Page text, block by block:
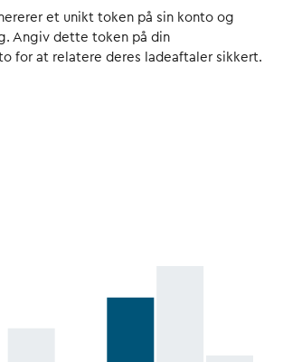
et unikt token på sin konto og
Angiv dette token på din
for at relatere deres ladeaftaler sikkert.